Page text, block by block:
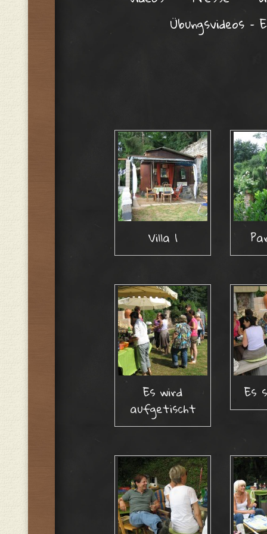
Übungsvideos –
Villa 1
Es wird
aufgetischt
Es